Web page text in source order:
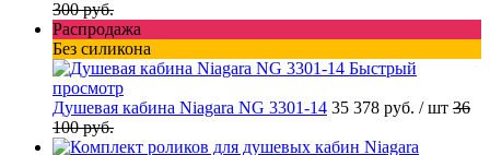
300 руб.
Распродажа
Без силикона
Быстрый
просмотр
Душевая кабина Niagara NG 3301-14 35 378 руб. / шт 36
100 руб.